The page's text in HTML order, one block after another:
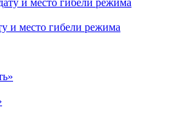
и место гибели режима